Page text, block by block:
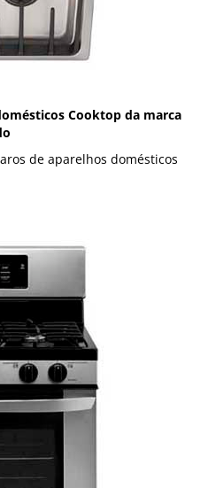
Cooktop da marca
de aparelhos domésticos